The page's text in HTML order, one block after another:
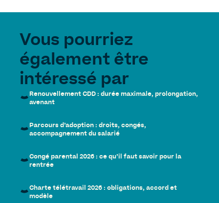
Vous pourriez
également être
intéressé par
Renouvellement CDD : durée maximale, prolongation,
avenant
Parcours d’adoption : droits, congés,
accompagnement du salarié
Congé parental 2026 : ce qu’il faut savoir pour la
rentrée
Charte télétravail 2026 : obligations, accord et
modèle